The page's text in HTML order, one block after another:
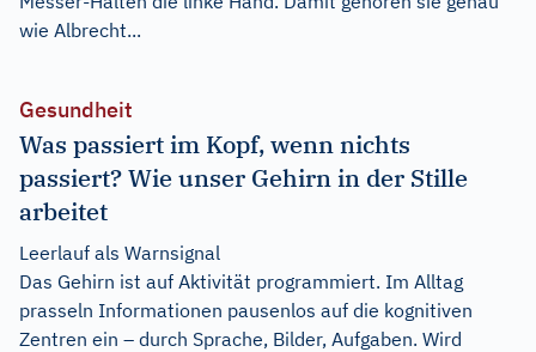
wie Albrecht...
Gesundheit
Was passiert im Kopf, wenn nichts
passiert? Wie unser Gehirn in der Stille
arbeitet
Leerlauf als Warnsignal
Das Gehirn ist auf Aktivität programmiert. Im Alltag
prasseln Informationen pausenlos auf die kognitiven
Zentren ein – durch Sprache, Bilder, Aufgaben. Wird